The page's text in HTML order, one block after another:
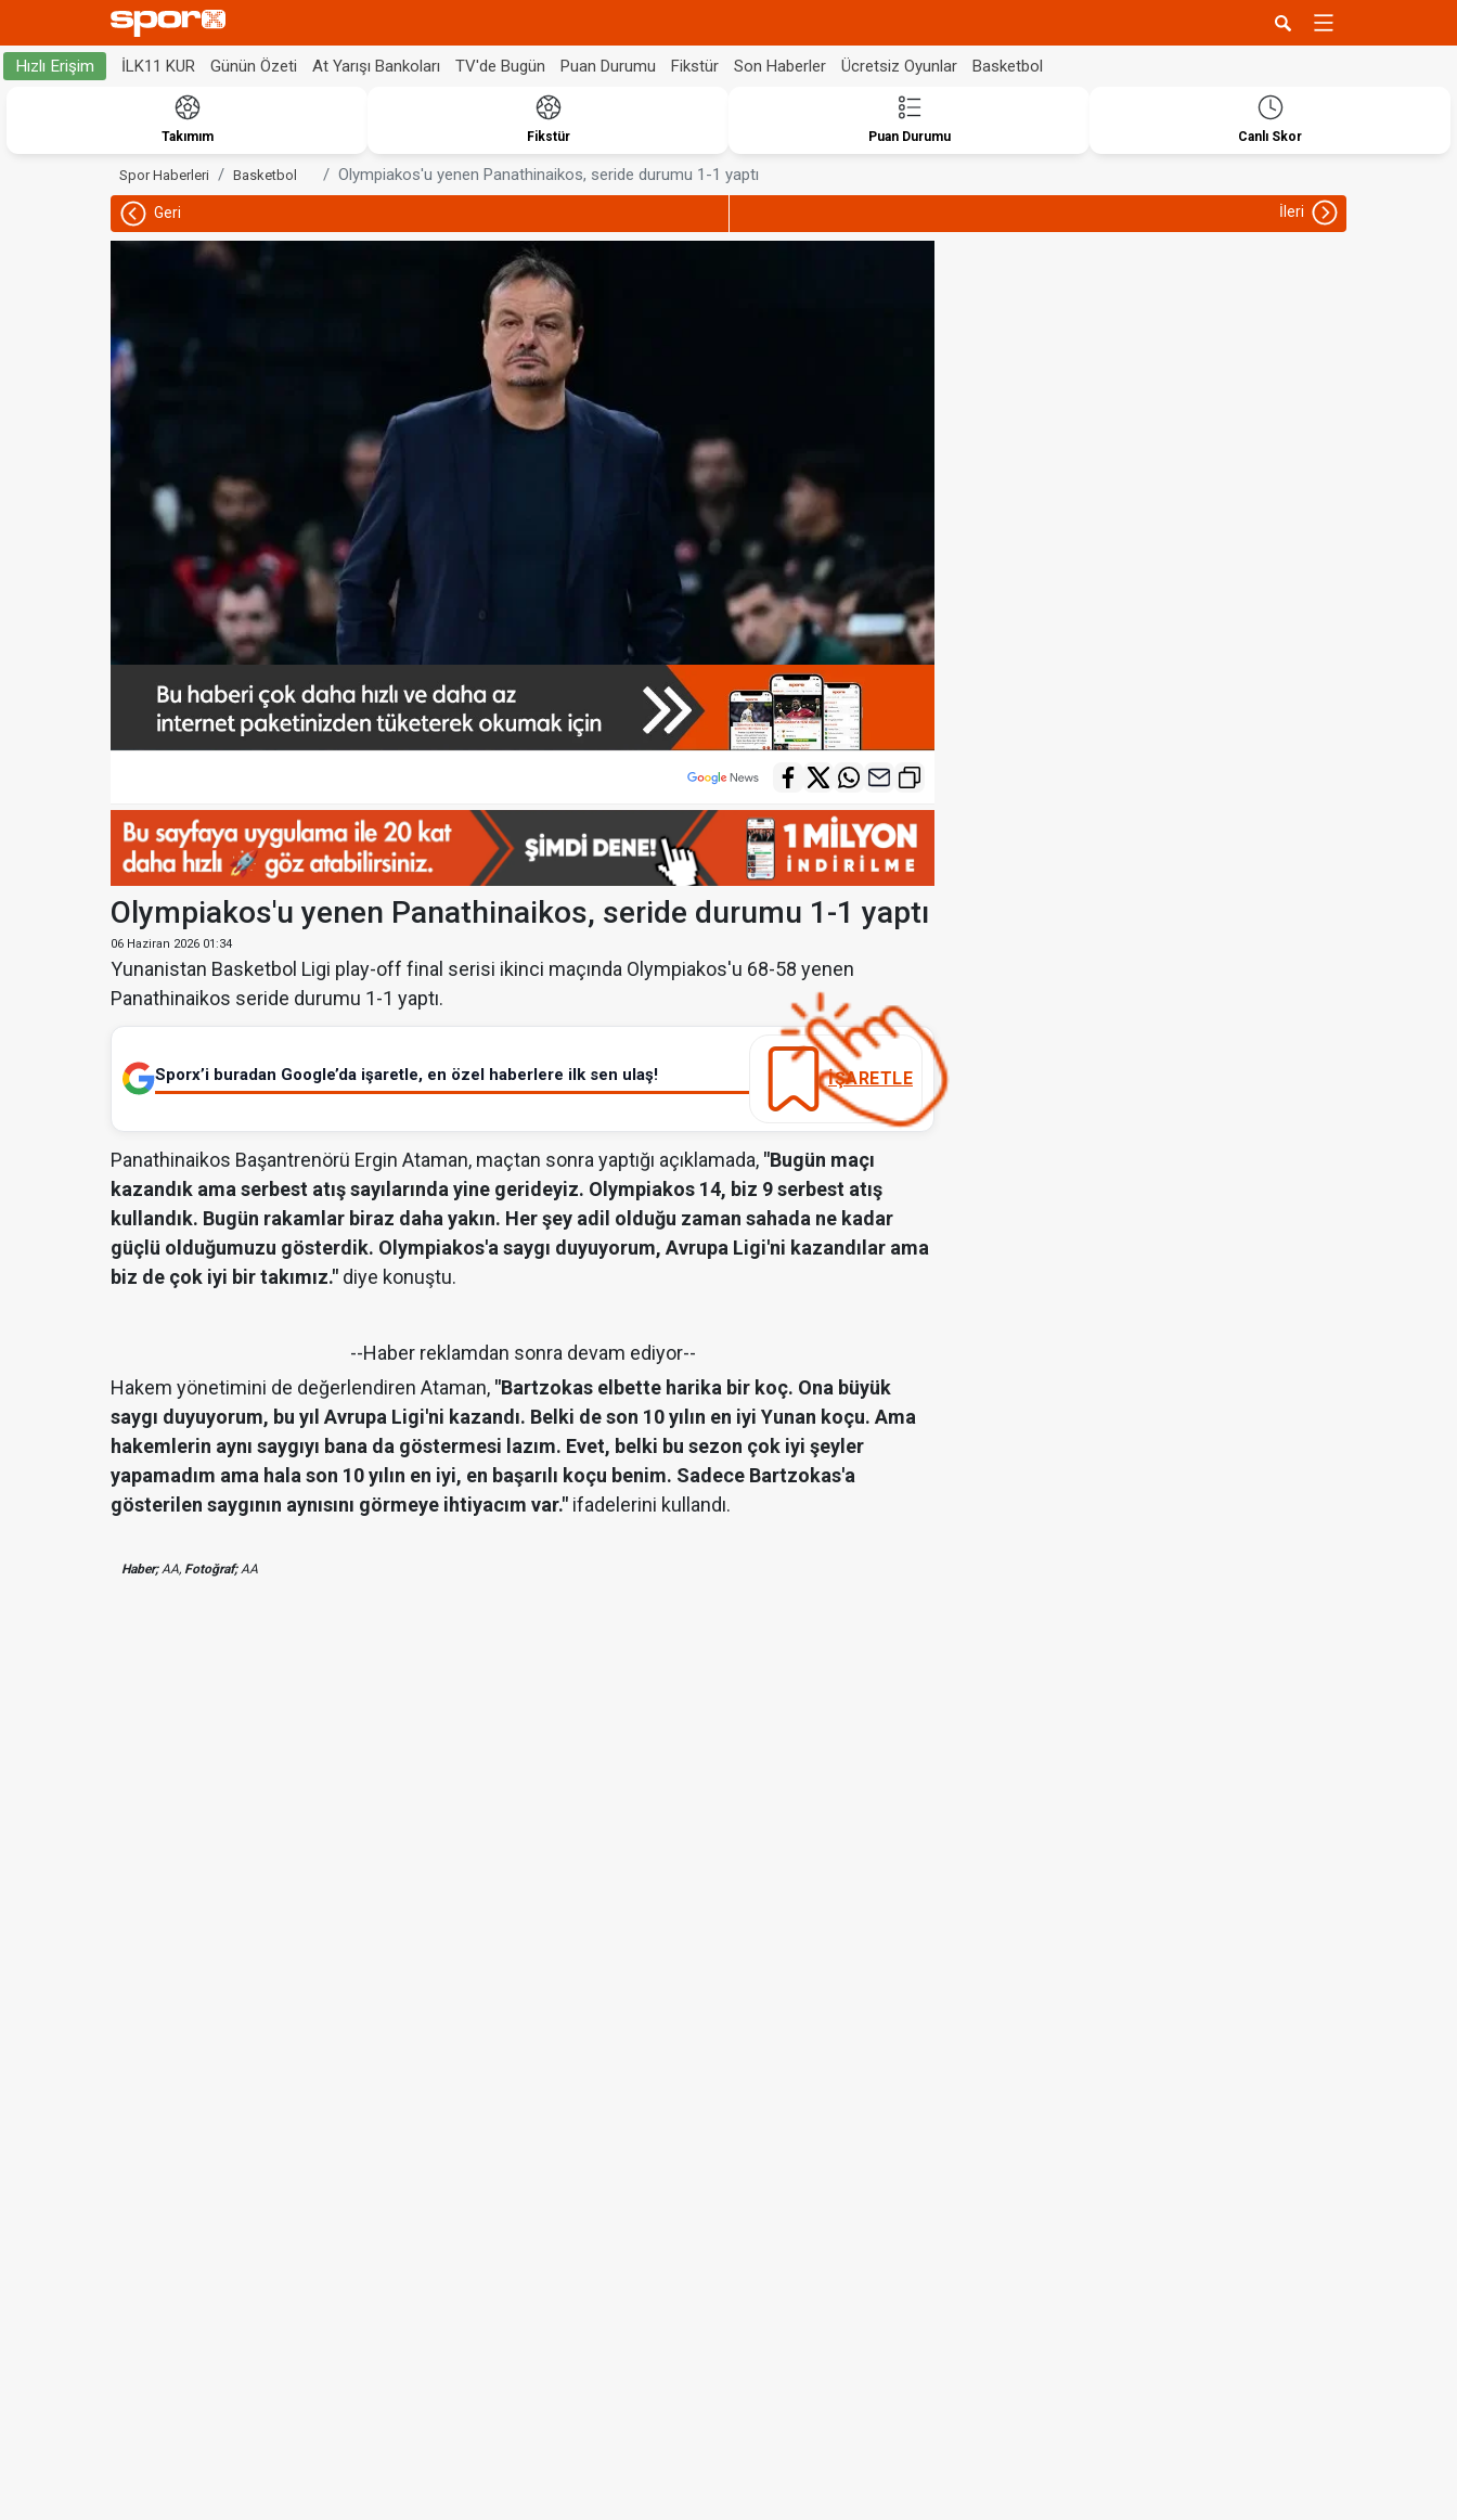
Hızlı Erişim İLK11 KUR Günün Özeti At Yarışı Bankoları TV'de Bugün Puan Durumu Fikstür Son Haberler Ücretsiz Oyunlar Basketbol
Takımım Fikstür Puan Durumu Canlı Skor
Spor Haberleri Basketbol Olympiakos'u yenen Panathinaikos, seride durumu 1-1 yaptı
Geri İleri
Olympiakos'u yenen Panathinaikos, seride durumu 1-1 yaptı
06 Haziran 2026 01:34
Yunanistan Basketbol Ligi play-off final serisi ikinci maçında Olympiakos'u 68-58 yenen
Panathinaikos seride durumu 1-1 yaptı.
Sporx’i buradan Google’da işaretle, en özel haberlere ilk sen ulaş! İŞARETLE
Panathinaikos Başantrenörü Ergin Ataman, maçtan sonra yaptığı açıklamada, "Bugün maçı
kazandık ama serbest atış sayılarında yine gerideyiz. Olympiakos 14, biz 9 serbest atış
kullandık. Bugün rakamlar biraz daha yakın. Her şey adil olduğu zaman sahada ne kadar
güçlü olduğumuzu gösterdik. Olympiakos'a saygı duyuyorum, Avrupa Ligi'ni kazandılar ama
biz de çok iyi bir takımız." diye konuştu.
--Haber reklamdan sonra devam ediyor--
Hakem yönetimini de değerlendiren Ataman, "Bartzokas elbette harika bir koç. Ona büyük
saygı duyuyorum, bu yıl Avrupa Ligi'ni kazandı. Belki de son 10 yılın en iyi Yunan koçu. Ama
hakemlerin aynı saygıyı bana da göstermesi lazım. Evet, belki bu sezon çok iyi şeyler
yapamadım ama hala son 10 yılın en iyi, en başarılı koçu benim. Sadece Bartzokas'a
gösterilen saygının aynısını görmeye ihtiyacım var." ifadelerini kullandı.
Haber;AA, Fotoğraf;AA